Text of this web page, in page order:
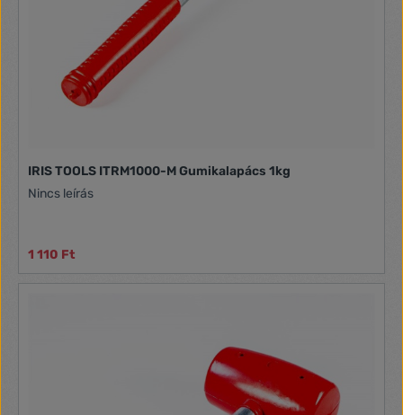
IRIS TOOLS ITRM1000-M Gumikalapács 1kg
Nincs leírás
1 110 Ft